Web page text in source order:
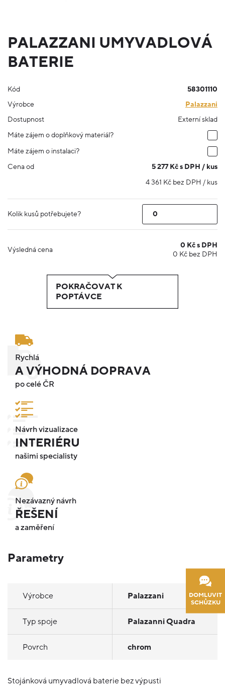
DOMLUVIT
SCHŮZKU
PALAZZANI UMYVADLOVÁ
BATERIE
Kód
58301110
Výrobce
Palazzani
Dostupnost
Externí sklad
Máte zájem o doplňkový materiál?
Máte zájem o instalaci?
Cena od
5 277 Kč s DPH / kus
4 361 Kč bez DPH / kus
Kolik kusů potřebujete?
Výsledná cena 0 Kč s DPH
0 Kč bez DPH
POKRAČOVAT K
POPTÁVCE
Rychlá
A VÝHODNÁ DOPRAVA
po celé ČR
Návrh vizualizace
INTERIÉRU
našimi specialisty
Nezávazný návrh
ŘEŠENÍ
a zaměření
Parametry
Výrobce Palazzani
Typ spoje Palazanni Quadra
Povrch chrom
Stojánková umyvadlová baterie bez výpusti